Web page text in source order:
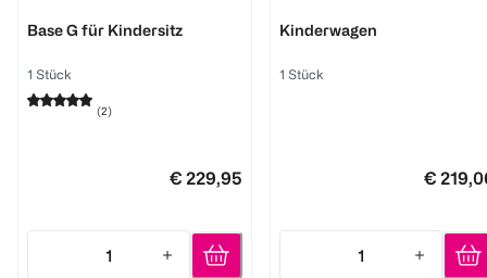
Base G für Kindersitz
1 Stück
(2)
€ 229,95
1
Quantity: 1
Kinderwagen
1 Stück
€
1
Quantity: 1